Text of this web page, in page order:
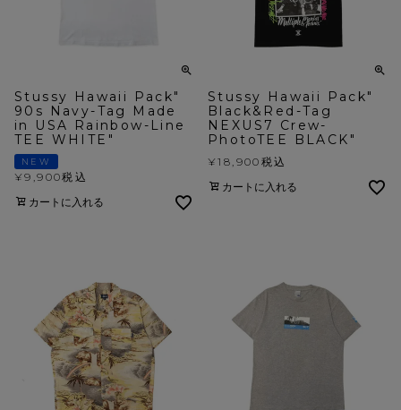
Stussy Hawaii Pack"
90s Navy-Tag Made
in USA Rainbow-Line
TEE WHITE"
NEW
¥9,900税込
カートに入れる
Stussy Hawaii Pack"
Black&Red-Tag
NEXUS7 Crew-
PhotoTEE BLACK"
¥18,900 税込
カートに入れる